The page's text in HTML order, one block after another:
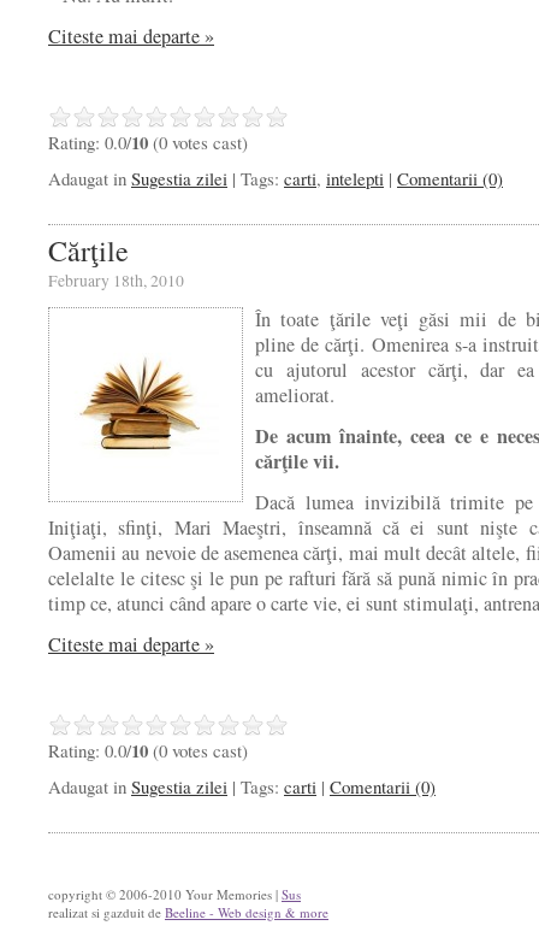
Citeste mai departe »
Rating: 0.0/10 (0 votes cast)
Adaugat in Sugestia zilei | Tags: carti, intelepti | Comentarii (0)
Cărţile
February 18th, 2010
În toate ţările veţi găsi mii de
pline de cărţi. Omenirea s-a
cu ajutorul acestor cărţi, dar
ameliorat.
De acum înainte, ceea ce e
cărţile vii.
Dacă lumea invizibilă trimite pe
Iniţiaţi, sfinţi, Mari Maeştri, înseamnă că ei sunt nişte
Oamenii au nevoie de asemenea cărţi, mai mult decât altele,
celelalte le citesc şi le pun pe rafturi fără să pună nimic în
timp ce, atunci când apare o carte vie, ei sunt stimulaţi,
Citeste mai departe »
Rating: 0.0/10 (0 votes cast)
Adaugat in Sugestia zilei | Tags: carti | Comentarii (0)
copyright © 2006-2010 Your Memories | Sus
realizat si gazduit de Beeline - Web design & more